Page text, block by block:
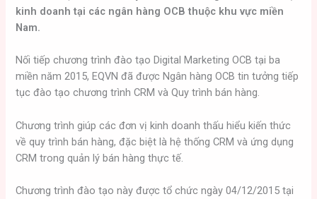
kinh doanh tại các ngân hàng OCB thuộc khu vực miền
Nam.
Nối tiếp chương trình đào tạo Digital Marketing OCB tại ba
miền năm 2015, EQVN đã được Ngân hàng OCB tin tưởng tiếp
tục đào tạo chương trình CRM và Quy trình bán hàng.
Chương trình giúp các đơn vị kinh doanh thấu hiểu kiến thức
về quy trình bán hàng, đặc biệt là hệ thống CRM và ứng dụng
CRM trong quản lý bán hàng thực tế.
Chương trình đào tạo này được tổ chức ngày 04/12/2015 tại